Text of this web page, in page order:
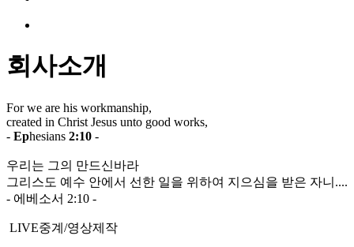
회사소개
For we are his workmanship,
created in Christ Jesus unto good works,
- Ephesians 2:10 -
우리는 그의 만드신바라
그리스도 예수 안에서 선한 일을 위하여 지으심을 받은 자니....
- 에베소서 2:10 -
LIVE중계/영상제작